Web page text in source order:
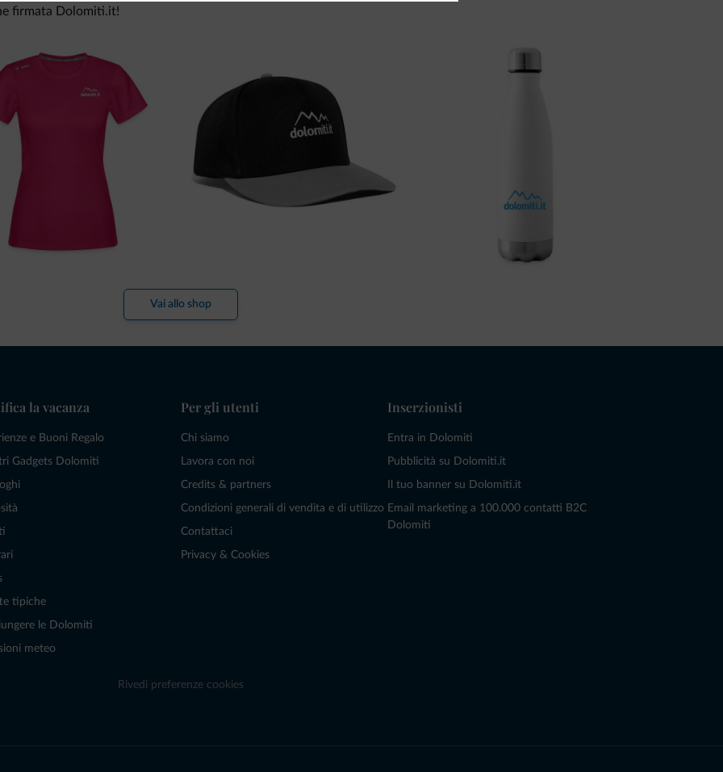
firmata Dolomiti.it!
Vai allo shop
la vacanza
e Buoni Regalo
Gadgets Dolomiti
tipiche
le Dolomiti
meteo
Per gli utenti
Chi siamo
Lavora con noi
Credits & partners
Condizioni generali di vendita e di utilizzo
Contattaci
Privacy & Cookies
Inserzionisti
Entra in Dolomiti
Pubblicità su Dolomiti.it
Il tuo banner su Dolomiti.it
Email marketing a 100.000 contatti B2C
Dolomiti
Rivedi preferenze cookies